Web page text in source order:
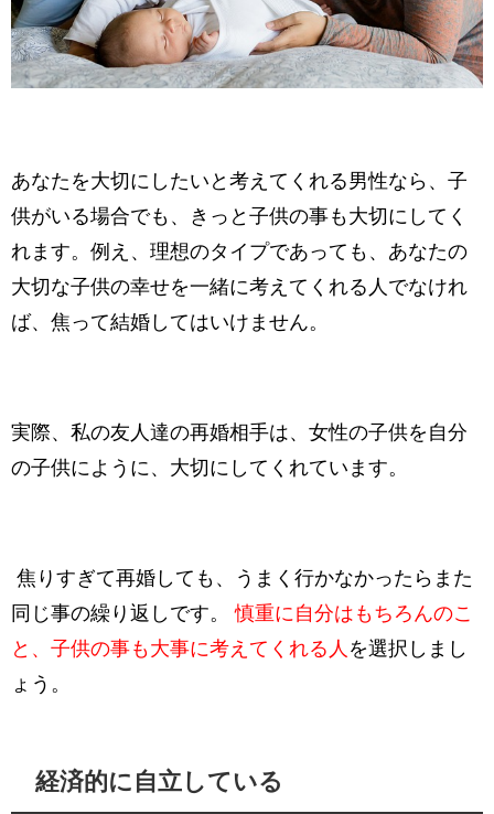
あなたを大切にしたいと考えてくれる男性なら、子
供がいる場合でも、きっと子供の事も大切にしてく
れます。例え、理想のタイプであっても、あなたの
大切な子供の幸せを一緒に考えてくれる人でなけれ
ば、焦って結婚してはいけません。
実際、私の友人達の再婚相手は、女性の子供を自分
の子供にように、大切にしてくれています。
焦りすぎて再婚しても、うまく行かなかったらまた
同じ事の繰り返しです。慎重に自分はもちろんのこ
と、子供の事も大事に考えてくれる人 を選択しまし
ょう。
経済的に自立している